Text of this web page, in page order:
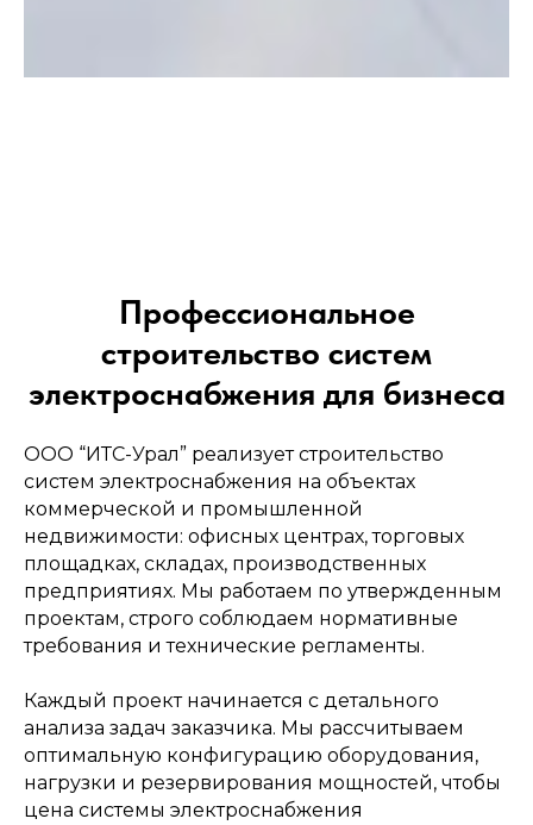
Профессиональное
строительство систем
электроснабжения для бизнеса
ООО “ИТС-Урал” реализует строительство
систем электроснабжения на объектах
коммерческой и промышленной
недвижимости: офисных центрах, торговых
площадках, складах, производственных
предприятиях. Мы работаем по утвержденным
проектам, строго соблюдаем нормативные
требования и технические регламенты.
Каждый проект начинается с детального
анализа задач заказчика. Мы рассчитываем
оптимальную конфигурацию оборудования,
нагрузки и резервирования мощностей, чтобы
цена системы электроснабжения
→
Монтаж
инженерных систем